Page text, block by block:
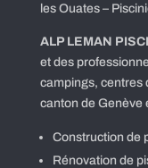
les Ouates –
ALP LEMAN
et des
campings, centres
canton de Genève
Construction de
Rénovation de